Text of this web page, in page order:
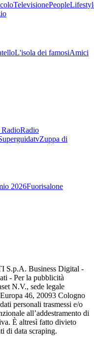
TelevisionePeople
L'isola dei famosiAmici
Radio
Zuppa di
2026Fuorisalone
S.p.A. Business Digital -
- Per la pubblicità
N.V., sede legale
46, 20093 Cologno
personali trasmessi e/o
all’addestramento di
È altresì fatto divieto
di data scraping.